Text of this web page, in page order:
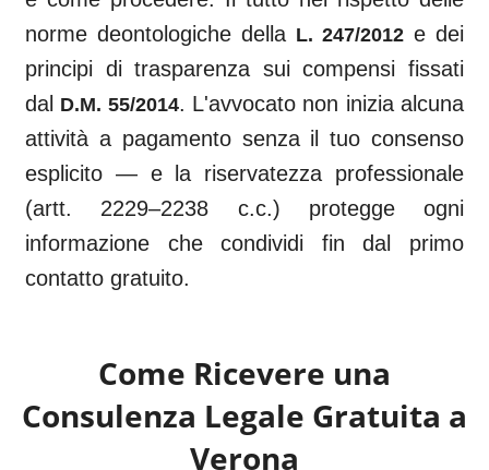
norme deontologiche della L. 247/2012 e dei
principi di trasparenza sui compensi fissati
dal D.M. 55/2014. L'avvocato non inizia alcuna
attività a pagamento senza il tuo consenso
esplicito — e la riservatezza professionale
(artt. 2229–2238 c.c.) protegge ogni
informazione che condividi fin dal primo
contatto gratuito.
Come Ricevere una
Consulenza Legale Gratuita a
Verona